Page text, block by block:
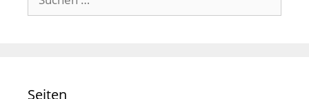
nach:
Seiten